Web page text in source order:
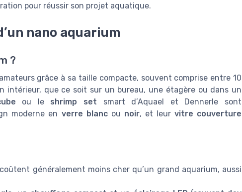
pour réussir son projet aquatique.
nano aquarium
?
grâce à sa taille compacte, souvent comprise entre 10
intérieur, que ce soit sur un bureau, une étagère ou dans un
ou le shrimp set smart d’Aquael et Dennerle sont
moderne en verre blancou noir, et leur vitre couverture
généralement moins cher qu’un grand aquarium, aussi